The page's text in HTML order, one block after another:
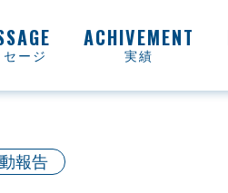
セージ 実績
報告